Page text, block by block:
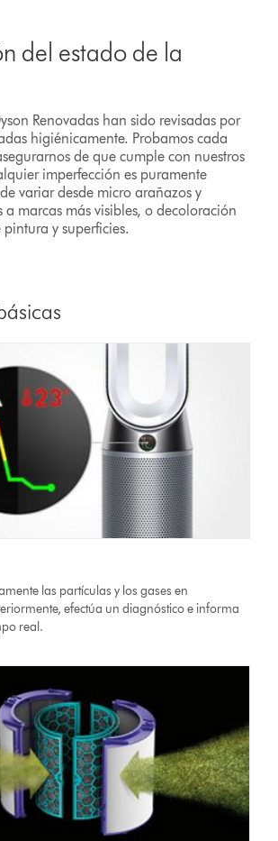
del estado de la
Renovadas han sido revisadas por
higiénicamente. Probamos cada
de que cumple con nuestros
imperfección es puramente
variar desde micro arañazos y
a marcas más visibles, o decoloración
y superficies.
las partículas y los gases en
efectúa un diagnóstico e informa
real.